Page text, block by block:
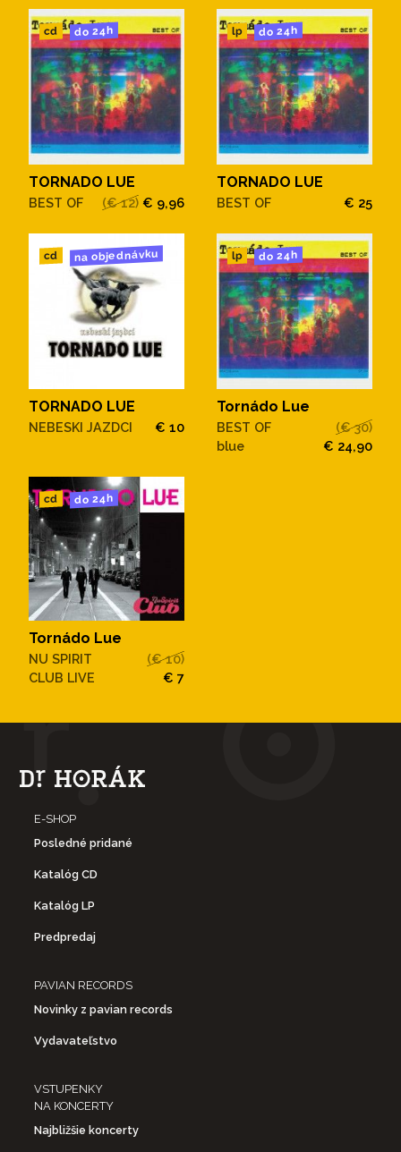
cd do 24h
TORNADO LUE
BEST OF (€ 12) € 9,96
lp do 24h
TORNADO LUE
BEST OF € 25
cd na objednávku
TORNADO LUE
NEBESKI JAZDCI € 10
lp do 24h
Tornádo Lue
BEST OF
blue
(€ 30)
€ 24,90
cd do 24h
Tornádo Lue
NU SPIRIT
CLUB LIVE
(€ 10)
€ 7
E-SHOP
Posledné pridané
Katalóg CD
Katalóg LP
Predpredaj
PAVIAN RECORDS
Novinky z pavian records
Vydavateľstvo
VSTUPENKY
NA KONCERTY
Najbližšie koncerty